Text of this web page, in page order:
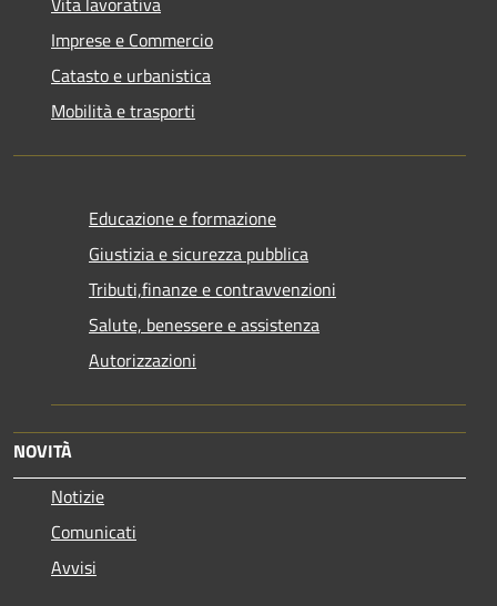
Imprese e Commercio
Catasto e urbanistica
Mobilità e trasporti
Educazione e formazione
Giustizia e sicurezza pubblica
Tributi,finanze e contravvenzioni
Salute, benessere e assistenza
Autorizzazioni
NOVITÀ
Notizie
Comunicati
Avvisi